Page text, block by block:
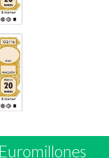
Euromillones